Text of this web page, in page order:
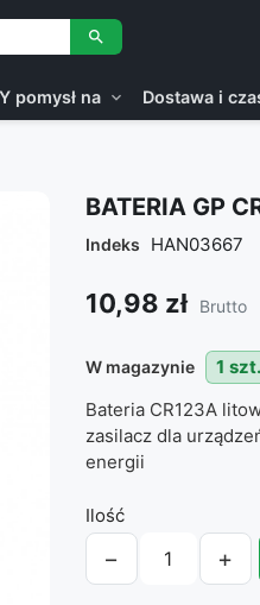

pomysł na expand_more Dostawa i
BATERIA GP
Indeks HAN03667
10,98 zł Brutto
W magazynie
1 szt.
Bateria CR123A
zasilacz dla
energii
Ilość
− +